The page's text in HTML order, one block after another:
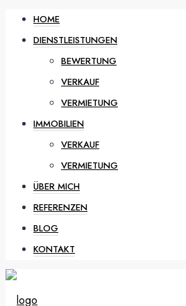
HOME
DIENSTLEISTUNGEN
BEWERTUNG
VERKAUF
VERMIETUNG
IMMOBILIEN
VERKAUF
VERMIETUNG
ÜBER MICH
REFERENZEN
BLOG
KONTAKT